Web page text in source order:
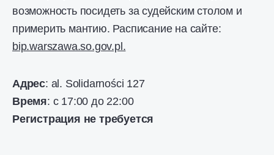
возможность посидеть за судейским столом и
примерить мантию. Расписание на сайте:
bip.warszawa.so.gov.pl.
Адрес: al. Solidarności 127
Время: с 17:00 до 22:00
Регистрация не требуется